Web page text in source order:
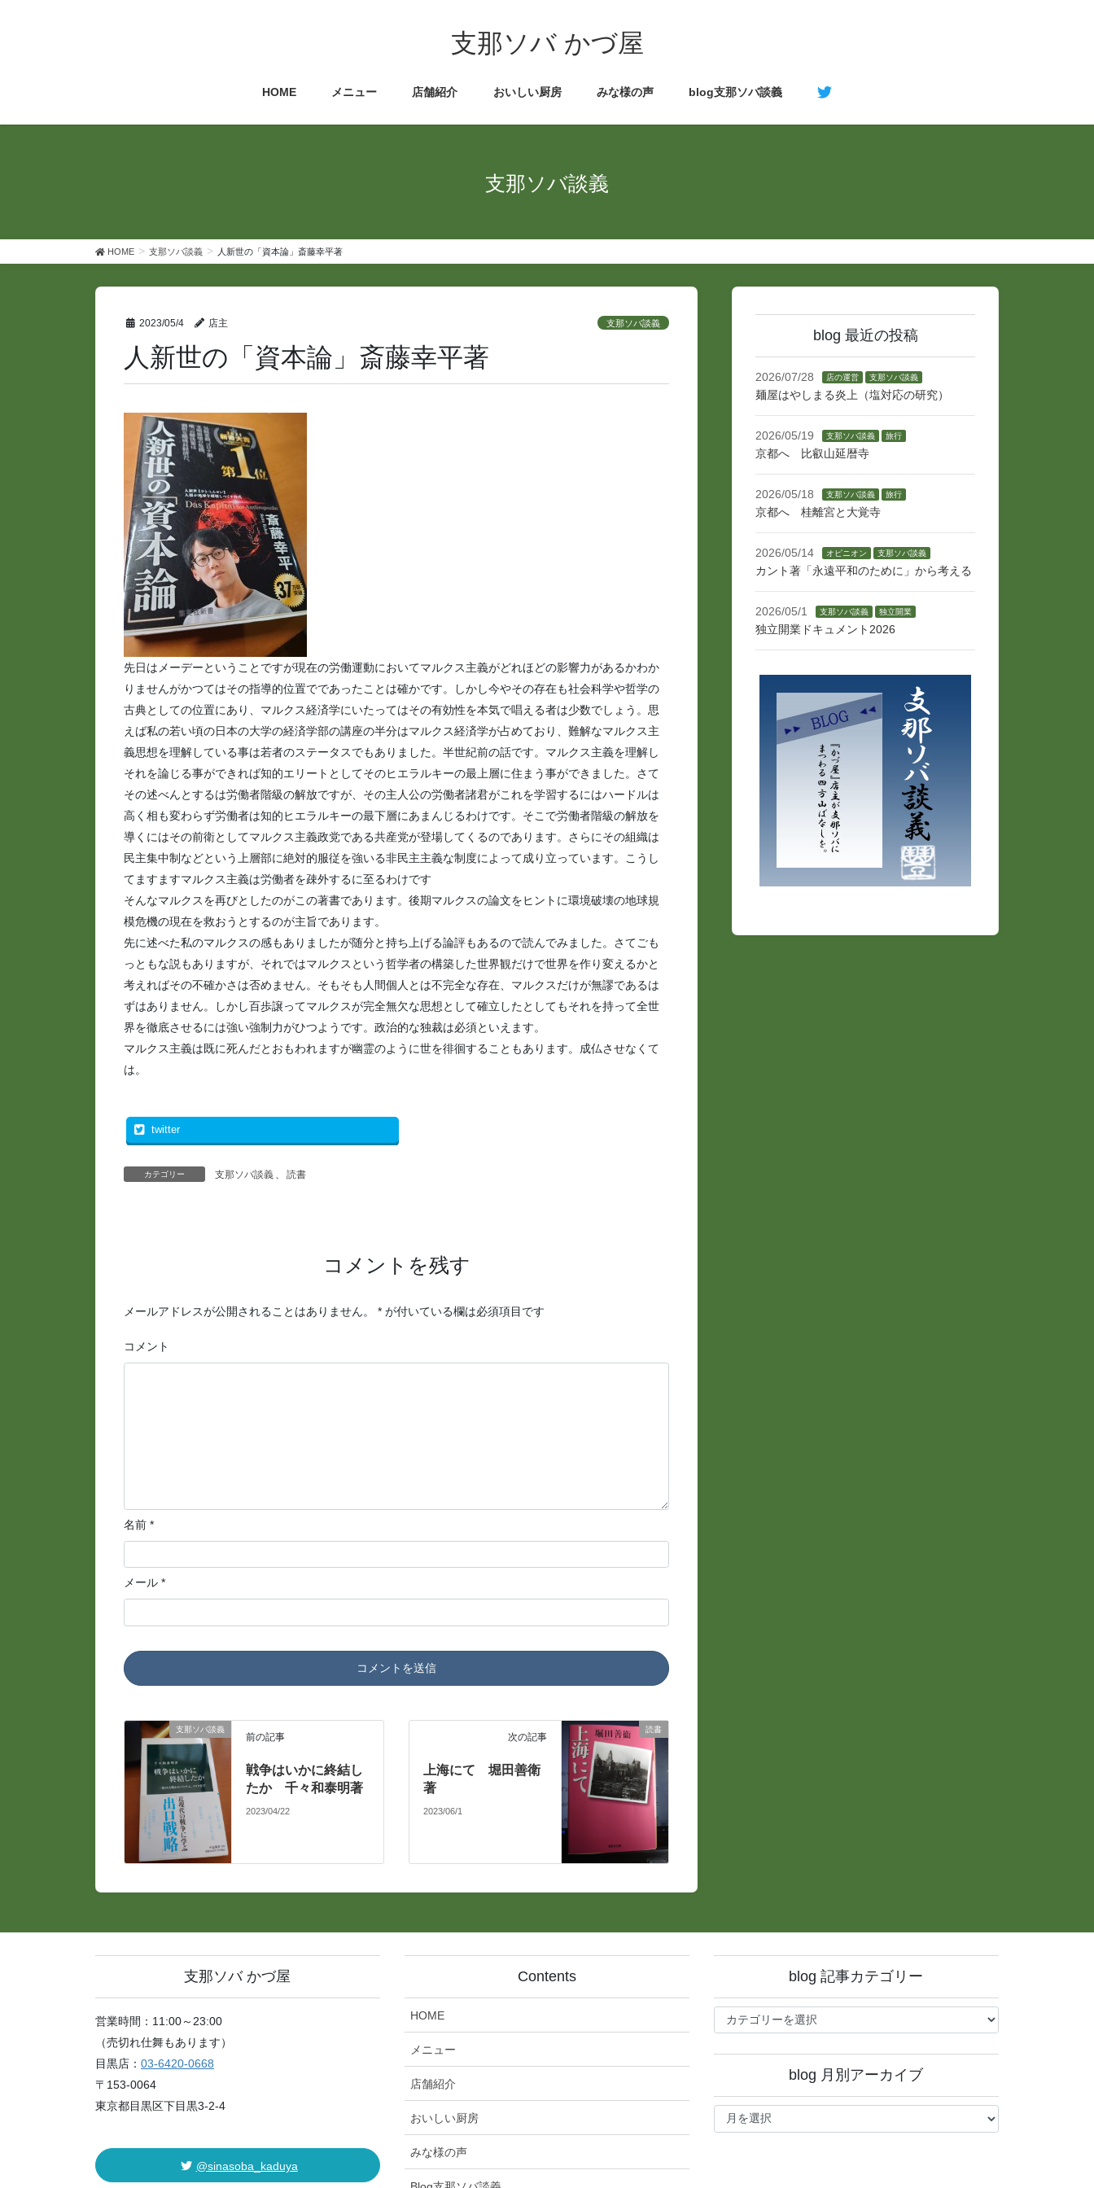
キ
に
支那ソバ かづ屋
HOME メニュー 店舗紹介 おいしい厨房 みな様の声 blog支那ソバ談義
支那ソバ談義
HOME 支那ソバ談義 人新世の「資本論」斎藤幸平著
2023/05/4 店主 支那ソバ談義
人新世の「資本論」斎藤幸平著
先日はメーデーということですが現在の労働運動においてマルクス主義がどれほどの影響力があるかわか
りませんがかつてはその指導的位置でであったことは確かです。しかし今やその存在も社会科学や哲学の
古典としての位置にあり、マルクス経済学にいたってはその有効性を本気で唱える者は少数でしょう。思
えば私の若い頃の日本の大学の経済学部の講座の半分はマルクス経済学が占めており、難解なマルクス主
義思想を理解している事は若者のステータスでもありました。半世紀前の話です。マルクス主義を理解し
それを論じる事ができれば知的エリートとしてそのヒエラルキーの最上層に住まう事ができました。さて
その述べんとするは労働者階級の解放ですが、その主人公の労働者諸君がこれを学習するにはハードルは
高く相も変わらず労働者は知的ヒエラルキーの最下層にあまんじるわけです。そこで労働者階級の解放を
導くにはその前衛としてマルクス主義政党である共産党が登場してくるのであります。さらにその組織は
民主集中制などという上層部に絶対的服従を強いる非民主主義な制度によって成り立っています。こうし
てますますマルクス主義は労働者を疎外するに至るわけです
そんなマルクスを再びとしたのがこの著書であります。後期マルクスの論文をヒントに環境破壊の地球規
模危機の現在を救おうとするのが主旨であります。
先に述べた私のマルクスの感もありましたが随分と持ち上げる論評もあるので読んでみました。さてごも
っともな説もありますが、それではマルクスという哲学者の構築した世界観だけで世界を作り変えるかと
考えればその不確かさは否めません。そもそも人間個人とは不完全な存在、マルクスだけが無謬であるは
ずはありません。しかし百歩譲ってマルクスが完全無欠な思想として確立したとしてもそれを持って全世
界を徹底させるには強い強制力がひつようです。政治的な独裁は必須といえます。
マルクス主義は既に死んだとおもわれますが幽霊のように世を徘徊することもあります。成仏させなくて
は。
twitter
カテゴリー 支那ソバ談義 、 読書
コメントを残す
メールアドレスが公開されることはありません。 *が付いている欄は必須項目です
コメント
名前 *
メール *
支那ソバ談義
前の記事
戦争はいかに終結し
たか 千々和泰明著
2023/04/22
読書
次の記事
上海にて 堀田善衛
著
2023/06/1
blog 最近の投稿
2026/07/28 店の運営 支那ソバ談義
麺屋はやしまる炎上（塩対応の研究）
2026/05/19 支那ソバ談義 旅行
京都へ 比叡山延暦寺
2026/05/18 支那ソバ談義 旅行
京都へ 桂離宮と大覚寺
2026/05/14 オピニオン 支那ソバ談義
カント著「永遠平和のために」から考える
2026/05/1 支那ソバ談義 独立開業
独立開業ドキュメント2026
支那ソバ かづ屋
営業時間：11:00～23:00
（売切れ仕舞もあります）
目黒店： 03-6420-0668
〒153-0064
東京都目黒区下目黒3-2-4
@sinasoba_kaduya
Contents
HOME
メニュー
店舗紹介
おいしい厨房
みな様の声
blog 記事カテゴリー
blog
記
ゴ
ー
blog 月別アーカイブ
blog